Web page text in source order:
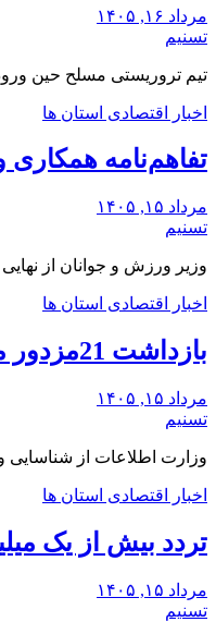
مرداد ۱۶, ۱۴۰۵
تسنیم
تیم تروریستی مسلح حین
اخبار اقتصادی استان ها
تفاهم‌نامه
مرداد ۱۵, ۱۴۰۵
تسنیم
وزیر ورزش و جوانان از
اخبار اقتصادی استان ها
بازداشت 21مزدور موساد و 4 شرور عضو باندهای مسلح شرارت در استان کرمان
مرداد ۱۵, ۱۴۰۵
تسنیم
وزارت اطلاعات از شناسایی و بازداشت 21مزدور موساد و 4 شرور عضو
اخبار اقتصادی استان ها
تردد بیش از یک میلیون و 960 هزار زائر از
مرداد ۱۵, ۱۴۰۵
تسنیم